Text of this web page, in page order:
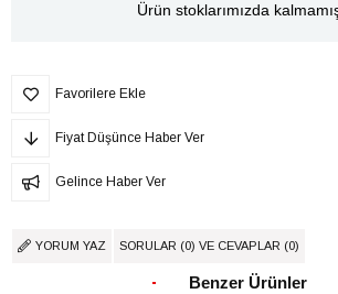
Ürün stoklarımızda
Favorilere Ekle
Fiyat Düşünce Haber Ver
Gelince Haber Ver
YORUM YAZ SORULAR (0) VE CEVAPLAR (0)
Benzer Ürünler